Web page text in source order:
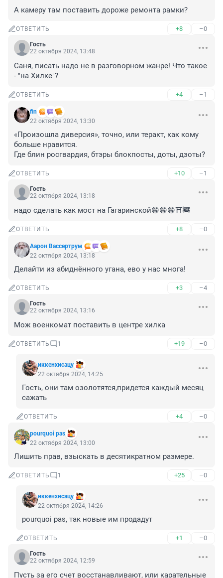
А камеру там поставить дороже ремонта рамки?
ОТВЕТИТЬ +8 –0
Гость
22 октября 2024, 13:48
Саня, писать надо не в разговорном жанре! Что такое
- "на Хилке"?
ОТВЕТИТЬ +4 –1
fin
22 октября 2024, 13:30
«Произошла диверсия», точно, или теракт, как кому
больше нравится.
Где блин росгвардия, бтэры блокпосты, доты, дзоты?
ОТВЕТИТЬ +10 –1
Гость
22 октября 2024, 13:18
надо сделать как мост на Гагаринской😁😁😁⛩️🚒
ОТВЕТИТЬ +8 –0
Аарон Вассертрум
22 октября 2024, 13:18
Делайти из абиднённого угана, ево у нас многа!
ОТВЕТИТЬ +3 –4
Гость
22 октября 2024, 13:16
Мож военкомат поставить в центре хилка
ОТВЕТИТЬ 1 +19 –0
иккенхисацу
22 октября 2024, 14:25
Гость, они там озолотятся,придется каждый месяц
сажать
ОТВЕТИТЬ +4 –0
pourquoi pas
22 октября 2024, 13:00
Лишить прав, взыскать в десятикратном размере.
ОТВЕТИТЬ 1 +25 –0
иккенхисацу
22 октября 2024, 14:26
pourquoi pas, так новые им продадут
ОТВЕТИТЬ +1 –0
Гость
22 октября 2024, 12:59
Пусть за его счет восстанавливают, или карательные